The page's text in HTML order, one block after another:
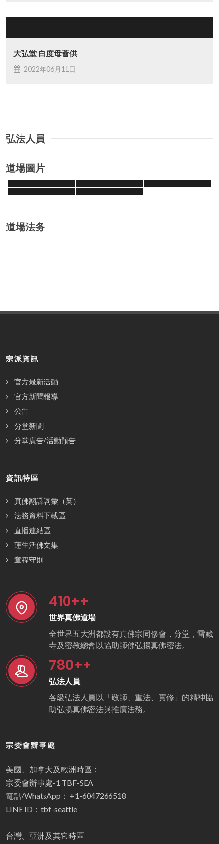
大弘堂 白度母薈供
2022年06月11日
弘法人員
道場圖片
道場法务
宗派資訊
官方最新活動
官方新聞報導
公告
分堂新聞
分堂廣告/活動預告
資訊特區
真佛翻譯詞彙（英）
法務資料下載區
直播連結區
蓮生活佛文集
章程守則
410++
世界真佛道場
全世界五大洲都設有真佛宗同修會，分堂，雷藏
寺及密教總會以協助師佛弘揚真佛密法。
780++
弘法人員
各級弘法人員以「敬師、重法、實修」的精神協
助弘揚真佛密法與推廣法務。
宗委會辦事處
美國、加拿大及歐洲時區：
宗委會辦事處-1 TBF-SEA
電話/WhatsApp： +1-6047266518
LINE ID：tbf-seattle
台灣、亞洲及其它時區：